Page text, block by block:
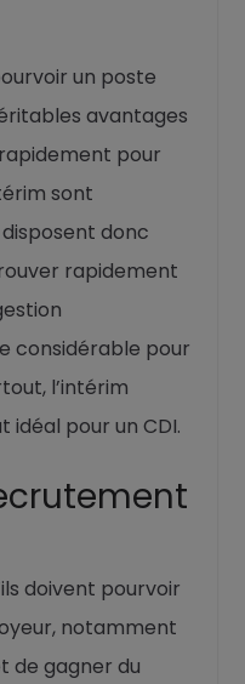
un poste
avantages
pour
sont
donc
rapidement
considérable pour
l’intérim
pour un CDI.
doivent pourvoir
notamment
de gagner du